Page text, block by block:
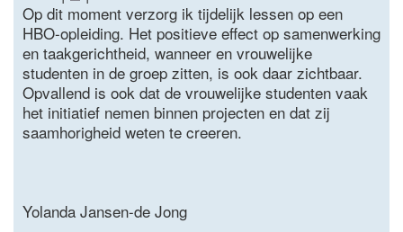
Op dit moment verzorg ik tijdelijk lessen op een
HBO-opleiding. Het positieve effect op samenwerking
en taakgerichtheid, wanneer en vrouwelijke
studenten in de groep zitten, is ook daar zichtbaar.
Opvallend is ook dat de vrouwelijke studenten vaak
het initiatief nemen binnen projecten en dat zij
saamhorigheid weten te creeren.
Yolanda Jansen-de Jong